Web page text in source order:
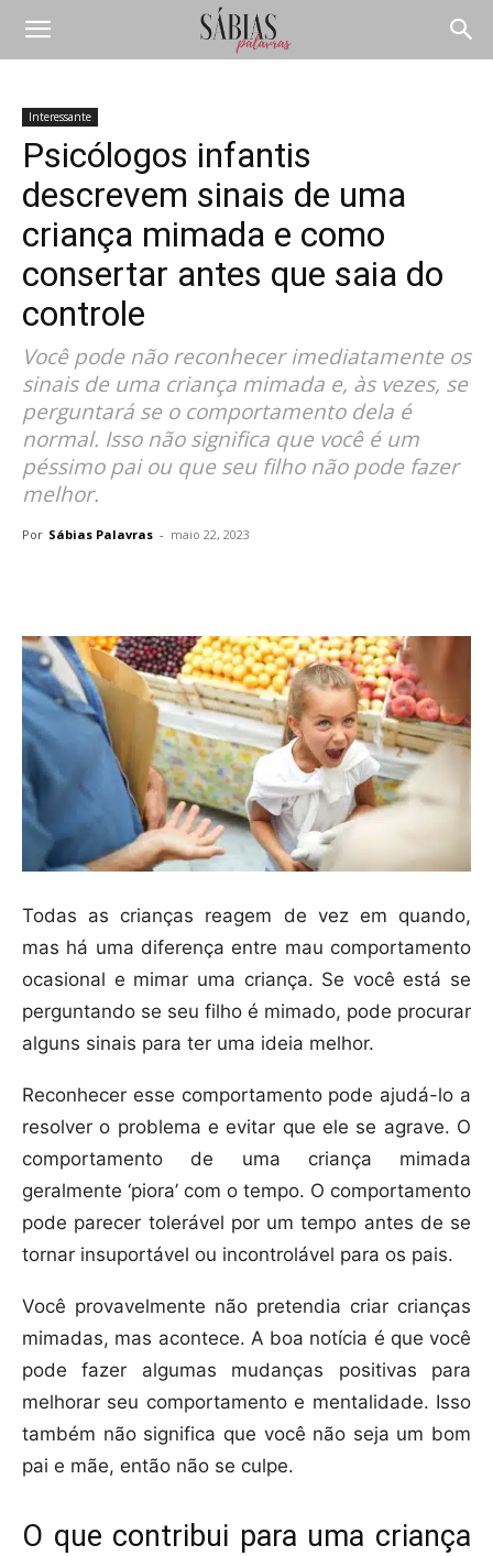
Interessante
Psicólogos infantis
descrevem sinais de uma
criança mimada e como
consertar antes que saia do
controle
Você pode não reconhecer imediatamente os
sinais de uma criança mimada e, às vezes, se
perguntará se o comportamento dela é
normal. Isso não significa que você é um
péssimo pai ou que seu filho não pode fazer
melhor.
Por Sábias Palavras - maio 22, 2023
Todas as crianças reagem de vez em quando,
mas há uma diferença entre mau comportamento
ocasional e mimar uma criança. Se você está se
perguntando se seu filho é mimado, pode procurar
alguns sinais para ter uma ideia melhor.
Reconhecer esse comportamento pode ajudá-lo a
resolver o problema e evitar que ele se agrave. O
comportamento de uma criança mimada
geralmente ‘piora’ com o tempo. O comportamento
pode parecer tolerável por um tempo antes de se
tornar insuportável ou incontrolável para os pais.
Você provavelmente não pretendia criar crianças
mimadas, mas acontece. A boa notícia é que você
pode fazer algumas mudanças positivas para
melhorar seu comportamento e mentalidade. Isso
também não significa que você não seja um bom
pai e mãe, então não se culpe.
O que contribui para uma criança